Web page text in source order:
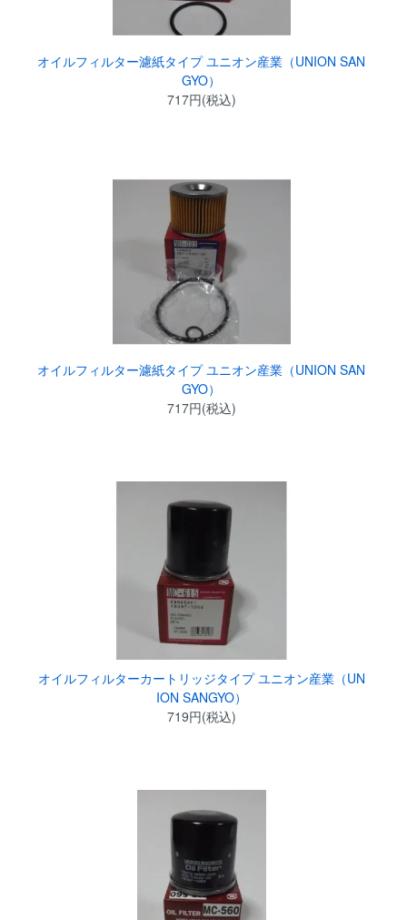
オイルフィルター濾紙タイプ ユニオン産業（UNION SAN
GYO）
717円(税込)
オイルフィルター濾紙タイプ ユニオン産業（UNION SAN
GYO）
717円(税込)
オイルフィルターカートリッジタイプ ユニオン産業（UN
ION SANGYO）
719円(税込)